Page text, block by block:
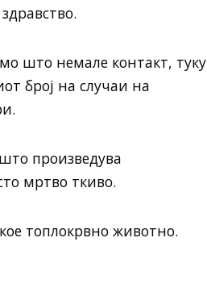
што немале контакт, туку
број на случаи на
произведува
мртво ткиво.
топлокрвно животно.